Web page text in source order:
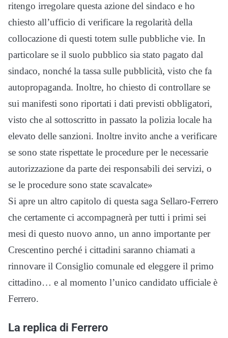
ritengo irregolare questa azione del sindaco e ho
chiesto all’ufficio di verificare la regolarità della
collocazione di questi totem sulle pubbliche vie. In
particolare se il suolo pubblico sia stato pagato dal
sindaco, nonché la tassa sulle pubblicità, visto che fa
autopropaganda. Inoltre, ho chiesto di controllare se
sui manifesti sono riportati i dati previsti obbligatori,
visto che al sottoscritto in passato la polizia locale ha
elevato delle sanzioni. Inoltre invito anche a verificare
se sono state rispettate le procedure per le necessarie
autorizzazione da parte dei responsabili dei servizi, o
se le procedure sono state scavalcate»
Si apre un altro capitolo di questa saga Sellaro-Ferrero
che certamente ci accompagnerà per tutti i primi sei
mesi di questo nuovo anno, un anno importante per
Crescentino perché i cittadini saranno chiamati a
rinnovare il Consiglio comunale ed eleggere il primo
cittadino… e al momento l’unico candidato ufficiale è
Ferrero.
La replica di Ferrero